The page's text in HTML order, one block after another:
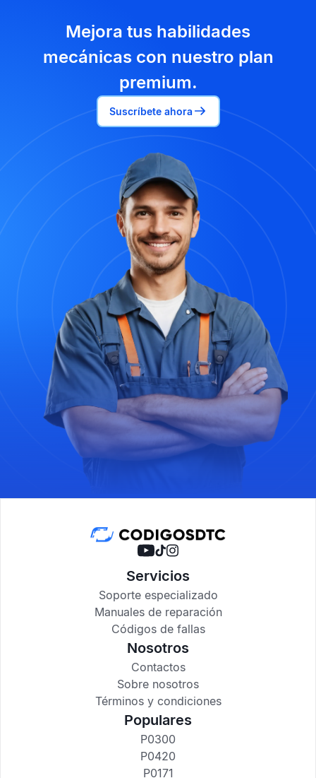
Mejora tus habilidades
mecánicas con nuestro plan
premium.
Suscríbete ahora
Servicios
Soporte especializado
Manuales de reparación
Códigos de fallas
Nosotros
Contactos
Sobre nosotros
Términos y condiciones
Populares
P0300
P0420
P0171